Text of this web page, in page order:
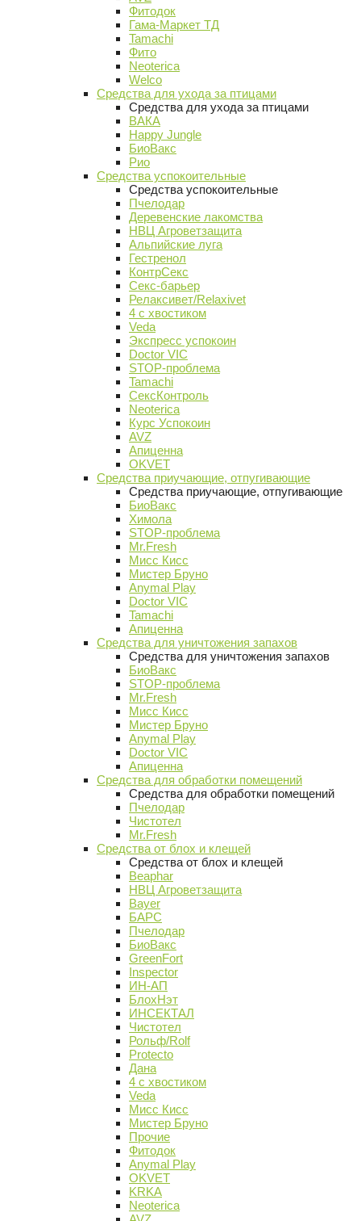
Фитодок
Гама-Маркет ТД
Tamachi
Фито
Neoterica
Welco
Средства для ухода за птицами
Средства для ухода за птицами
ВАКА
Happy Jungle
БиоВакс
Рио
Средства успокоительные
Средства успокоительные
Пчелодар
Деревенские лакомства
НВЦ Агроветзащита
Альпийские луга
Гестренол
КонтрСекс
Секс-барьер
Релаксивет/Relaxivet
4 с хвостиком
Veda
Экспресс успокоин
Doctor VIC
STOP-проблема
Tamachi
СексКонтроль
Neoterica
Курс Успокоин
AVZ
Апиценна
OKVET
Средства приучающие, отпугивающие
Средства приучающие, отпугивающие
БиоВакс
Химола
STOP-проблема
Mr.Fresh
Мисс Кисс
Мистер Бруно
Anymal Play
Doctor VIC
Tamachi
Апиценна
Средства для уничтожения запахов
Средства для уничтожения запахов
БиоВакс
STOP-проблема
Mr.Fresh
Мисс Кисс
Мистер Бруно
Anymal Play
Doctor VIC
Апиценна
Средства для обработки помещений
Средства для обработки помещений
Пчелодар
Чистотел
Mr.Fresh
Средства от блох и клещей
Средства от блох и клещей
Beaphar
НВЦ Агроветзащита
Bayer
БАРС
Пчелодар
БиоВакс
GreenFort
Inspector
ИН-АП
БлохНэт
ИНСЕКТАЛ
Чистотел
Рольф/Rolf
Protecto
Дана
4 с хвостиком
Veda
Мисс Кисс
Мистер Бруно
Прочие
Фитодок
Anymal Play
OKVET
KRKA
Neoterica